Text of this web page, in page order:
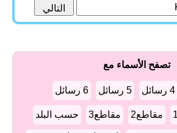
تصفح الأسماء مع
4 رسائل 5 رسائل 6 رسائل
مقاطع2 مقاطع3 حسب البلد